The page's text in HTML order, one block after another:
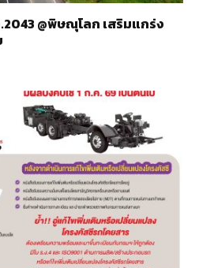
@พิษณุโลก เสริมแกร่ง